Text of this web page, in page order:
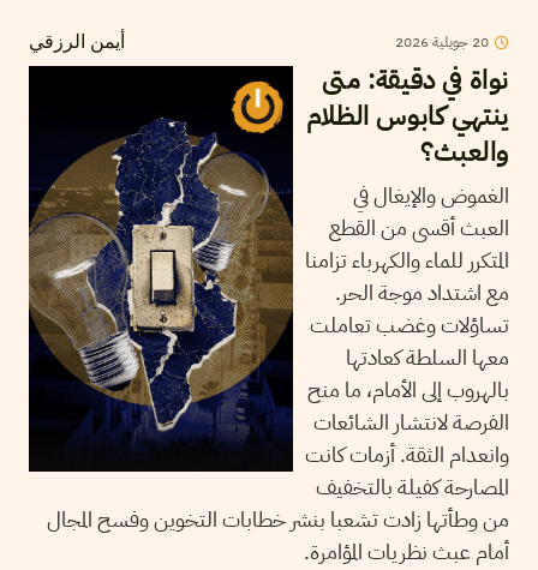
أيمن الرزقي 20 جويلية2026
نواة في دقيقة: متى
ينتهي كابوس الظلام
والعبث؟
الغموض والإيغال في
العبث أقسى من القطع
المتكرر للماء والكهرباء تزامنا
مع اشتداد موجة الحر.
تساؤلات وغضب تعاملت
معها السلطة كعادتها
بالهروب إلى الأمام، ما منح
الفرصة لانتشار الشائعات
وانعدام الثقة. أزمات كانت
المصارحة كفيلة بالتخفيف
من وطأتها زادت تشعبا بنشر خطابات التخوين وفسح المجال
أمام عبث نظريات المؤامرة.